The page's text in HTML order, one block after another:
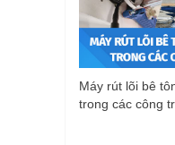
Máy rút lõi bê
trong các công